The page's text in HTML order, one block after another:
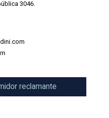
3046.
reclamante